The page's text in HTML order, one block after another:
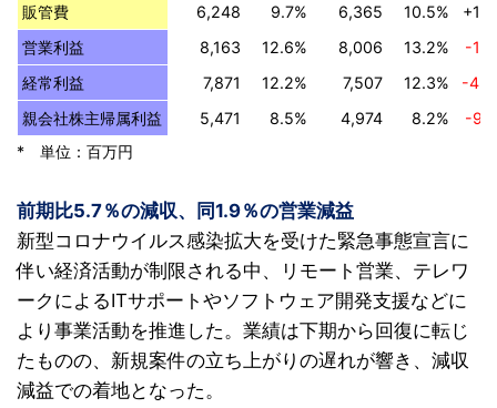
販管費
6,248 9.7% 6,365 10.5%
営業利益
8,163 12.6% 8,006 13.2%
-
経常利益
7,871 12.2% 7,507 12.3%
-
親会社株主帰属利益
5,471 8.5% 4,974 8.2%
-
* 単位：百万円
前期比5.7％の減収、同1.9％の営業減益
新型コロナウイルス感染拡大を受けた緊急事態宣言に
伴い経済活動が制限される中、リモート営業、テレワ
ークによるITサポートやソフトウェア開発支援などに
より事業活動を推進した。業績は下期から回復に転じ
たものの、新規案件の立ち上がりの遅れが響き、減収
減益での着地となった。